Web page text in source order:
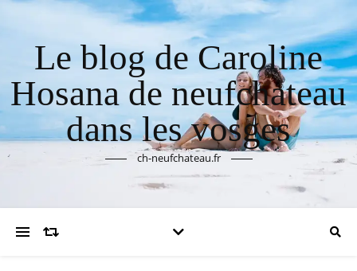
Le blog de Caroline
Hosana de neufchateau
dans les vosges
ch-neufchateau.fr